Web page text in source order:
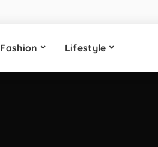
Fashion Lifestyle